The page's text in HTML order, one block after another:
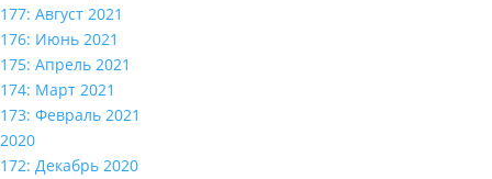
177: Август 2021
176: Июнь 2021
175: Апрель 2021
174: Март 2021
173: Февраль 2021
2020
172: Декабрь 2020